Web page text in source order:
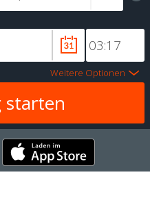
Weitere Optionen